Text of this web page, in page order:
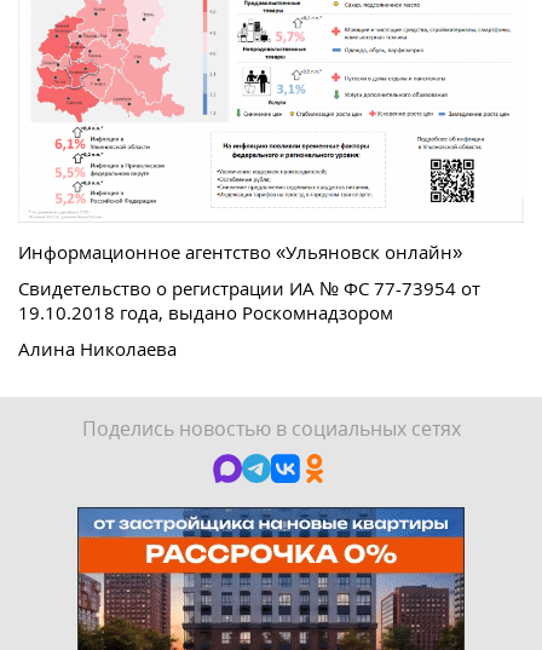
Информационное агентство «Ульяновск онлайн»
Свидетельство о регистрации ИА № ФС 77-73954 от
19.10.2018 года, выдано Роскомнадзором
Алина Николаева
Поделись новостью в социальных сетях